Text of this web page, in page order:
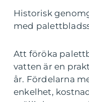
Historisk
med
Att föröka
vatten är en
år. Fördelarna
enkelhet,